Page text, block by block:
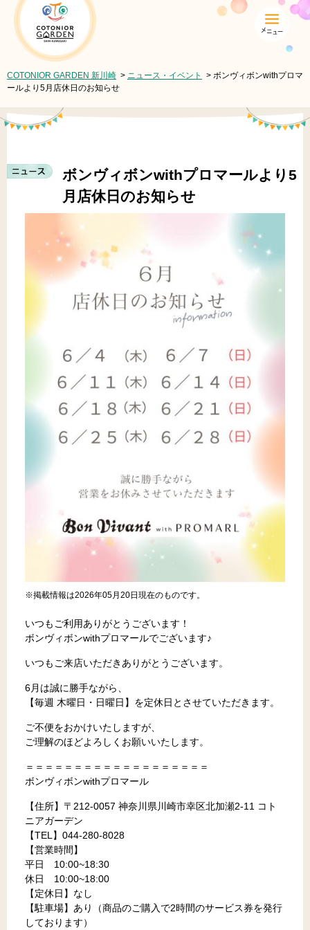
COTONIOR GARDEN 新川崎
COTONIOR GARDEN 新川崎 > ニュース・イベント
> ボンヴィボンwithプロマ
ールより5月店休日のお知らせ
ボンヴィボンwithプロマールより5
月店休日のお知らせ
※掲載情報は2026年05月20日現在のものです。
いつもご利用ありがとうございます！
ボンヴィボンwithプロマールでございます♪
いつもご来店いただきありがとうございます。
6月は誠に勝手ながら、
【毎週 木曜日・日曜日】を定休日とさせていただきます。
ご不便をおかけいたしますが、
ご理解のほどよろしくお願いいたします。
＝＝＝＝＝＝＝＝＝＝＝＝＝＝＝＝＝＝＝
ボンヴィボンwithプロマール
【住所】〒212-0057 神奈川県川崎市幸区北加瀬2-11 コト
ニアガーデン
【TEL】044-280-8028
【営業時間】
平日 10:00~18:30
休日 10:00~18:00
【定休日】なし
【駐車場】あり（商品のご購入で2時間のサービス券を発行
しております）